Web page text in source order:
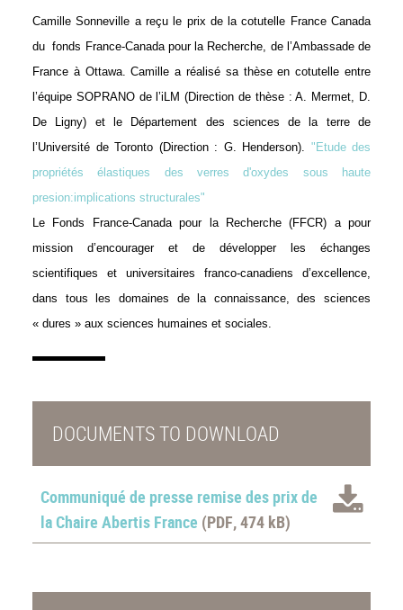
Camille Sonneville a reçu le prix de la cotutelle France Canada
du fonds France-Canada pour la Recherche, de l’Ambassade de
France à Ottawa. Camille a réalisé sa thèse en cotutelle entre
l’équipe SOPRANO de l’iLM (Direction de thèse : A. Mermet, D.
De Ligny) et le Département des sciences de la terre de
l’Université de Toronto (Direction : G. Henderson). "Etude des
propriétés élastiques des verres d'oxydes sous haute
presion:implications structurales"
Le Fonds France-Canada pour la Recherche (FFCR) a pour
mission d’encourager et de développer les échanges
scientifiques et universitaires franco-canadiens d’excellence,
dans tous les domaines de la connaissance, des sciences
« dures » aux sciences humaines et sociales.
DOCUMENTS TO DOWNLOAD
Communiqué de presse remise des prix de
la Chaire Abertis France (PDF, 474 kB)